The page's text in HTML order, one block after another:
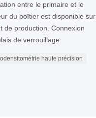
entre le primaire et le
du boîtier est disponible sur
de production. Connexion
de verrouillage.
haute précision